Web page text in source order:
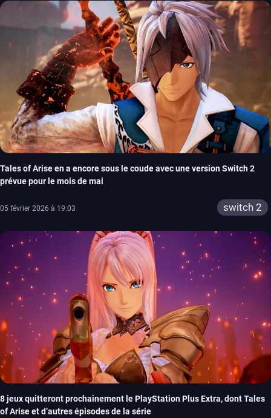
Tales of Arise en a encore sous le coude avec une version Switch 2
prévue pour le mois de mai
05 février 2026 à 19:03 switch 2
8 jeux quitteront prochainement le PlayStation Plus Extra, dont Tales
of Arise et d’autres épisodes de la série